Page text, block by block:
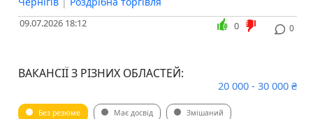
09.07.2026 18:12 0
0
ВАКАНСІЇ З РІЗНИХ ОБЛАСТЕЙ:
20 000 - 30 000 ₴
Без резюме Має досвід Змішаний